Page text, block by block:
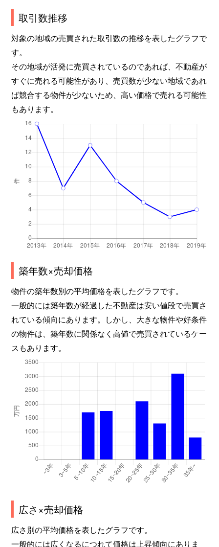
取引数推移
対象の地域の売買された取引数の推移を表したグラフで
す。
その地域が活発に売買されているのであれば、不動産が
すぐに売れる可能性があり、売買数が少ない地域であれ
ば競合する物件が少ないため、高い価格で売れる可能性
もあります。
築年数×売却価格
物件の築年数別の平均価格を表したグラフです。
一般的には築年数が経過した不動産は安い値段で売買さ
れている傾向にあります。しかし、大きな物件や好条件
の物件は、築年数に関係なく高値で売買されているケー
スもあります。
広さ×売却価格
広さ別の平均価格を表したグラフです。
一般的には広くなるにつれて価格は上昇傾向にありま